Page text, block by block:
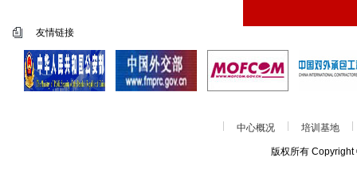
友情链接
中心概况 培训基地
版权所有